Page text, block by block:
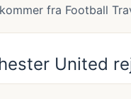
fra Football
United